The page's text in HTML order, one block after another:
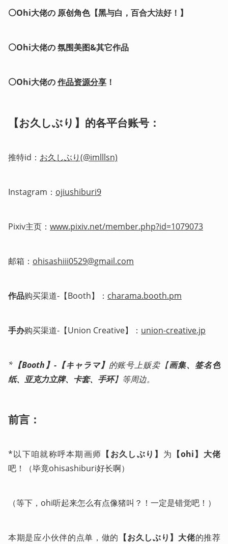
⚪Ohi大佬の 原创角色【黑与白，百合大法好！】
⚪Ohi大佬の 氛围美图&其它作品
⚪Ohi大佬の 作品资源分享 ！
【お久しぶり】的各平台账号：
推特id： お久しぶり(@imlllsn)
Instagram： ojiushiburi9
Pixiv主页： www.pixiv.net/member.php?id=1079073
邮箱： ohisashiii0529@gmail.com
作品购买渠道-【Booth】： charama.booth.pm
手办购买渠道-【Union Creative】： union-creative.jp
* 【Booth】-【キャラマ】 的账号上贩卖【画集、签名色
纸、亚克力立牌、卡套、手环】等周边。
前言：
*以下咱就称呼本期画师 【お久しぶり】 为 【ohi】大佬
吧！（毕竟ohisashiburi好长啊）
（等下，ohi听起来怎么有点像猪叫？！一定是错觉吧！）
本期是应小伙伴的点单，做的 【お久しぶり】大佬的推荐